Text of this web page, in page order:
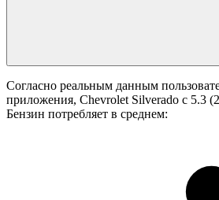
Согласно реальным данным
приложения, Chevrolet Silverado с 5.3
Бензин потребляет в среднем: